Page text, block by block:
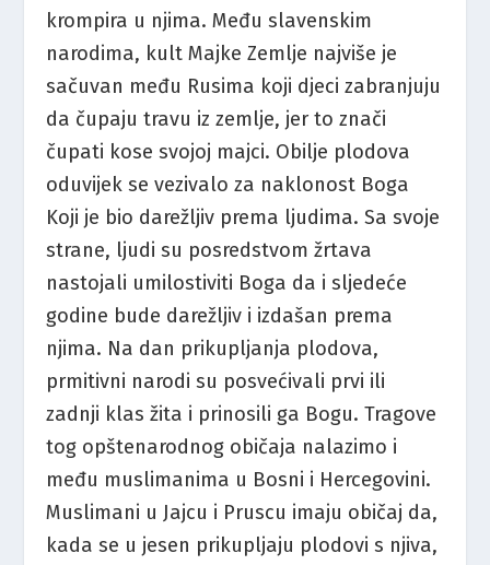
krompira u njima. Među slavenskim
narodima, kult Majke Zemlje najviše je
sačuvan među Rusima koji djeci zabranjuju
da čupaju travu iz zemlje, jer to znači
čupati kose svojoj majci. Obilje plodova
oduvijek se vezivalo za naklonost Boga
Koji je bio darežljiv prema ljudima. Sa svoje
strane, ljudi su posredstvom žrtava
nastojali umilostiviti Boga da i sljedeće
godine bude darežljiv i izdašan prema
njima. Na dan prikupljanja plodova,
prmitivni narodi su posvećivali prvi ili
zadnji klas žita i prinosili ga Bogu. Tragove
tog opštenarodnog običaja nalazimo i
među muslimanima u Bosni i Hercegovini.
Muslimani u Jajcu i Pruscu imaju običaj da,
kada se u jesen prikupljaju plodovi s njiva,